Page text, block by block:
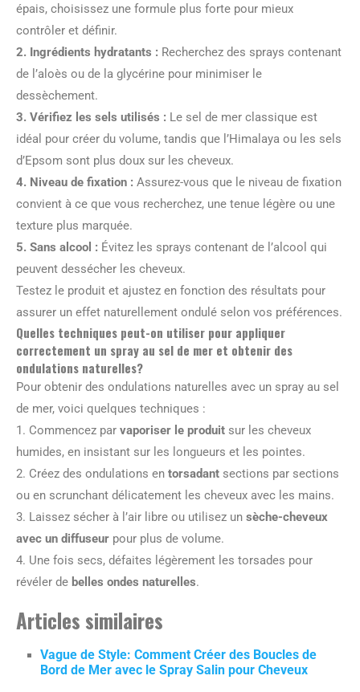
épais, choisissez une formule plus forte pour mieux
contrôler et définir.
2. Ingrédients hydratants : Recherchez des sprays contenant
de l’aloès ou de la glycérine pour minimiser le
dessèchement.
3. Vérifiez les sels utilisés : Le sel de mer classique est
idéal pour créer du volume, tandis que l’Himalaya ou les sels
d’Epsom sont plus doux sur les cheveux.
4. Niveau de fixation : Assurez-vous que le niveau de fixation
convient à ce que vous recherchez, une tenue légère ou une
texture plus marquée.
5. Sans alcool : Évitez les sprays contenant de l’alcool qui
peuvent dessécher les cheveux.
Testez le produit et ajustez en fonction des résultats pour
assurer un effet naturellement ondulé selon vos préférences.
Quelles techniques peut-on utiliser pour appliquer
correctement un spray au sel de mer et obtenir des
ondulations naturelles?
Pour obtenir des ondulations naturelles avec un spray au sel
de mer, voici quelques techniques :
1. Commencez par vaporiser le produit sur les cheveux
humides, en insistant sur les longueurs et les pointes.
2. Créez des ondulations en torsadant sections par sections
ou en scrunchant délicatement les cheveux avec les mains.
3. Laissez sécher à l’air libre ou utilisez un sèche-cheveux
avec un diffuseur pour plus de volume.
4. Une fois secs, défaites légèrement les torsades pour
révéler de belles ondes naturelles.
Articles similaires
Vague de Style: Comment Créer des Boucles de
Bord de Mer avec le Spray Salin pour Cheveux